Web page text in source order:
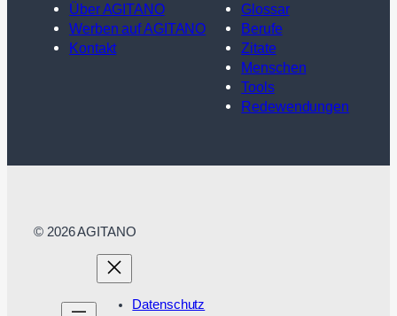
Über AGITANO
Werben auf AGITANO
Kontakt
Glossar
Berufe
Zitate
Menschen
Tools
Redewendungen
© 2026 AGITANO
Datenschutz